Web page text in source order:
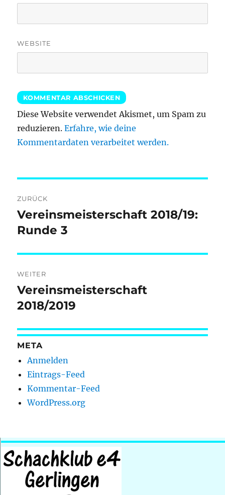
WEBSITE
Diese Website verwendet Akismet, um Spam zu
reduzieren.Erfahre, wie deine
Kommentardaten verarbeitet werden.
ZURÜCK
Vorheriger
Beitrag:
Vereinsmeisterschaft 2018/19:
Runde 3
WEITER
Nächster
Beitrag:
Vereinsmeisterschaft
2018/2019
META
Anmelden
Eintrags-Feed
Kommentar-Feed
WordPress.org